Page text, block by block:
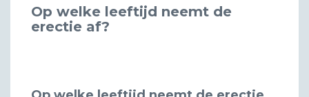
Op welke leeftijd neemt de
erectie af?